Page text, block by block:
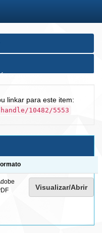
linkar para este item:
10482/5553
Visualizar/Abrir